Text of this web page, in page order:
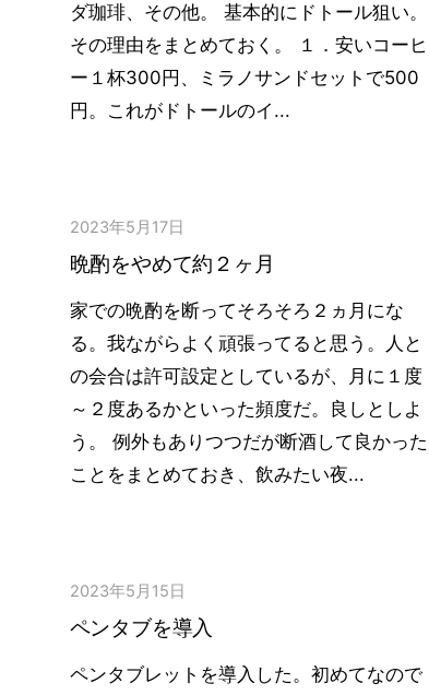
ダ珈琲、その他。 基本的にドトール狙い。
その理由をまとめておく。 １．安いコーヒ
ー１杯300円、ミラノサンドセットで500
円。これがドトールのイ...
2023年5月17日
晩酌をやめて約２ヶ月
家での晩酌を断ってそろそろ２ヵ月にな
る。我ながらよく頑張ってると思う。人と
の会合は許可設定としているが、月に１度
～２度あるかといった頻度だ。良しとしよ
う。 例外もありつつだが断酒して良かった
ことをまとめておき、飲みたい夜...
2023年5月15日
ペンタブを導入
ペンタブレットを導入した。初めてなので